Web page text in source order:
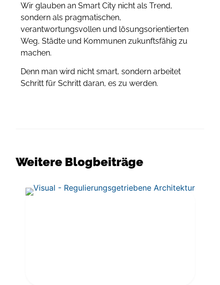
Wir glauben an Smart City nicht als Trend,
sondern als pragmatischen,
verantwortungsvollen und lösungsorientierten
Weg, Städte und Kommunen zukunftsfähig zu
machen.
Denn man wird nicht smart, sondern arbeitet
Schritt für Schritt daran, es zu werden.
Weitere Blogbeiträge